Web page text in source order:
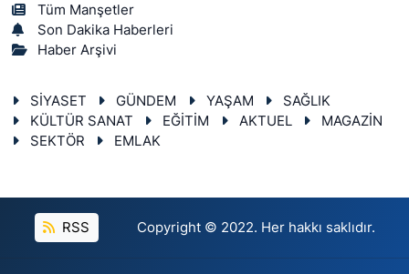
Tüm Manşetler
Son Dakika Haberleri
Haber Arşivi
SİYASET GÜNDEM YAŞAM
SAĞLIK
KÜLTÜR SANAT
EĞİTİM AKTUEL
MAGAZİN
SEKTÖR
EMLAK
RSS Copyright © 2022. Her hakkı saklıdır.